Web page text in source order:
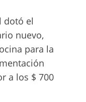
dotó el
nuevo,
para la
a los $ 700